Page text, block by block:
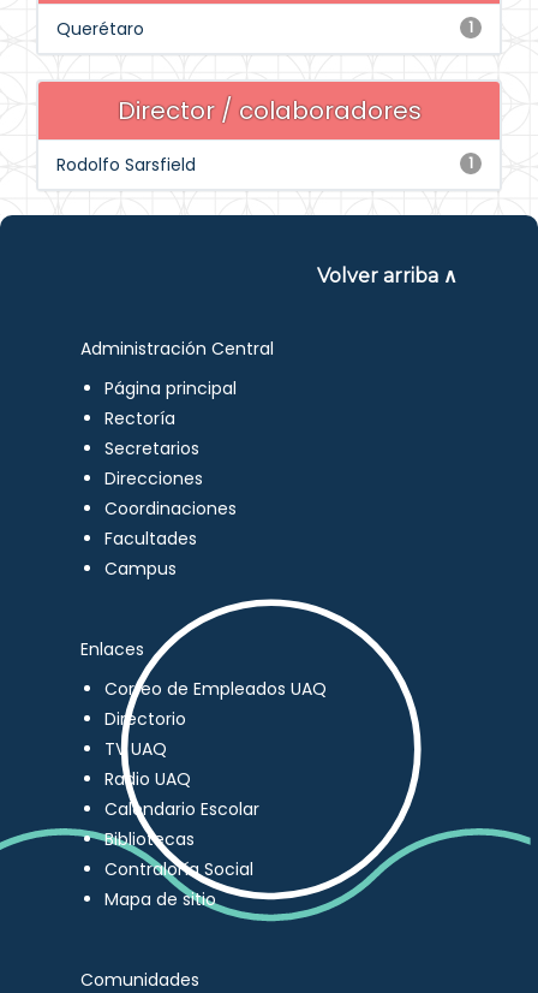
1
Querétaro
Director / colaboradores
1
Rodolfo Sarsfield
Volver arriba ∧
Administración Central
Página principal
Rectoría
Secretarios
Direcciones
Coordinaciones
Facultades
Campus
Enlaces
Correo de Empleados UAQ
Directorio
TV UAQ
Radio UAQ
Calendario Escolar
Bibliotecas
Contraloría Social
Mapa de sitio
Comunidades